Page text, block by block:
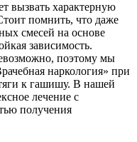
вызвать характерную
помнить, что даже
смесей на основе
зависимость.
поэтому мы
наркология» при
к гашишу. В нашей
лечение с
получения